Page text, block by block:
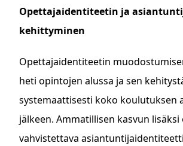
Opettajaidentiteetin ja
kehittyminen
Opettajaidentiteetin
heti opintojen alussa ja sen
systemaattisesti koko koulutuksen
jälkeen. Ammatillisen kasvun
vahvistettava